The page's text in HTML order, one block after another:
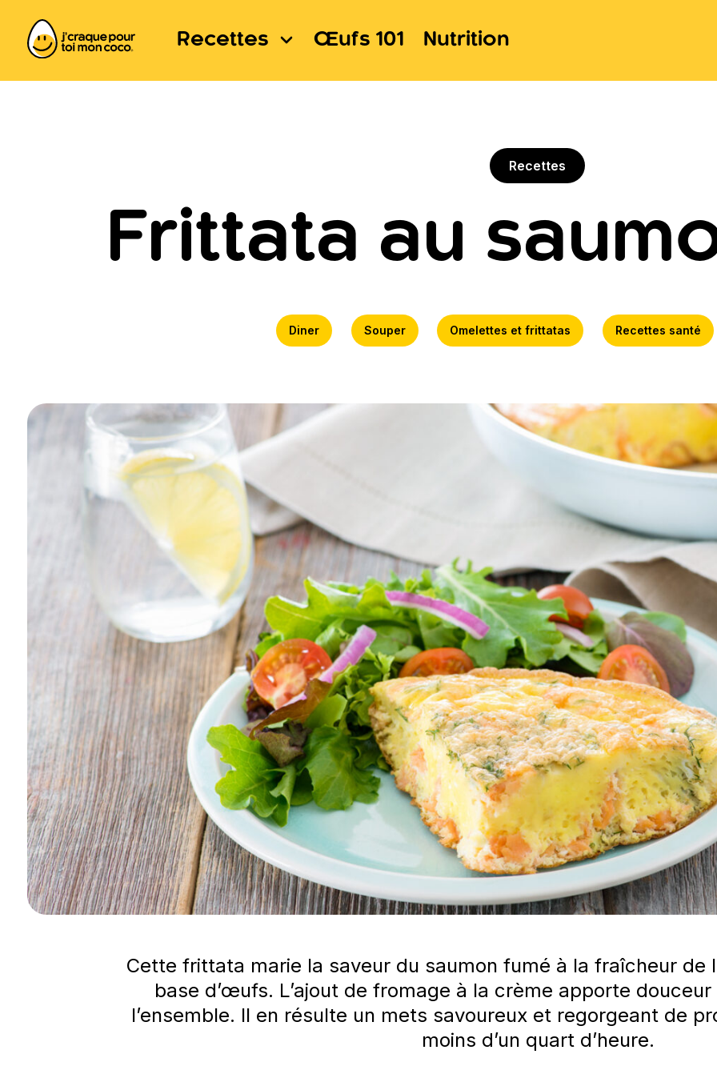
Recettes Œufs 101 Nutrition
Recettes
Frittata au
Diner Souper Omelettes et frittatas Recettes santé
Cette frittata marie la saveur du saumon fumé à la fraîcheur de
base d’œufs. L’ajout de fromage à la crème apporte
l’ensemble. Il en résulte un mets savoureux et regorgeant de
moins d’un quart d’heure.